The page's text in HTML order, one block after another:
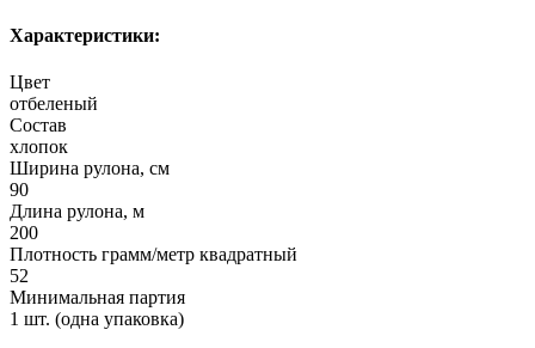
Характеристики:
Цвет
отбеленый
Состав
хлопок
Ширина рулона, см
90
Длина рулона, м
200
Плотность грамм/метр квадратный
52
Минимальная партия
1 шт. (одна упаковка)